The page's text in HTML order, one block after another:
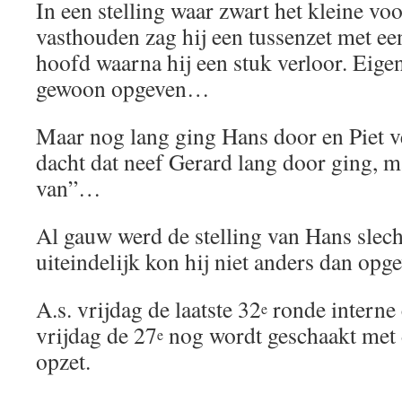
In een stelling waar zwart het kleine
vasthouden zag hij een tussenzet met
hoofd waarna hij een stuk verloor.
gewoon opgeven…
Maar nog lang ging Hans door en Piet
dacht dat neef Gerard lang door ging,
van”…
Al gauw werd de stelling van Hans
uiteindelijk kon hij niet anders dan
A.s. vrijdag de laatste 32e ronde
vrijdag de 27e nog wordt geschaakt
opzet.